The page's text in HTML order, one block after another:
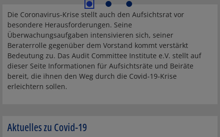
Die Coronavirus-Krise stellt auch den Aufsichtsrat vor
besondere Herausforderungen. Seine
Überwachungsaufgaben intensivieren sich, seiner
Beraterrolle gegenüber dem Vorstand kommt verstärkt
Bedeutung zu. Das Audit Committee Institute e.V. stellt auf
dieser Seite Informationen für Aufsichtsräte und Beiräte
bereit, die ihnen den Weg durch die Covid-19-Krise
erleichtern sollen.
Aktuelles zu Covid-19